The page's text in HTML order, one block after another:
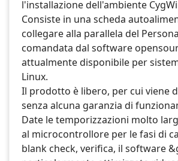
l'installazione dell'ambiente
Consiste in una scheda
collegare alla parallela del
comandata dal software
attualmente disponibile per
Linux.
Il prodotto è libero, per cui viene
senza alcuna garanzia di
Date le temporizzazioni molto
al microcontrollore per le fasi di
blank check, verifica, il software